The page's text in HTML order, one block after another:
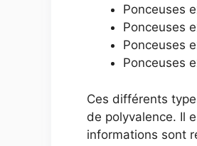
Ponceuses
Ponceuses
Ponceuses
Ponceuses
Ces différents
de polyvalence. Il
informations sont